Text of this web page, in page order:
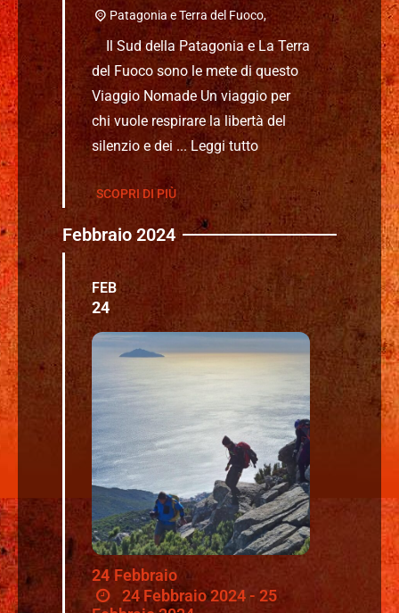
Patagonia e Terra del Fuoco,
Il Sud della Patagonia e La Terra
del Fuoco sono le mete di questo
Viaggio Nomade Un viaggio per
chi vuole respirare la libertà del
silenzio e dei ...Leggi tutto
SCOPRI DI PIÙ
Febbraio 2024
FEB
24
24 Febbraio
24 Febbraio 2024 - 25